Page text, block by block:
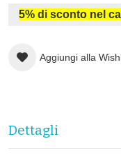
5% di sconto nel
Aggiungi alla
Dettagli